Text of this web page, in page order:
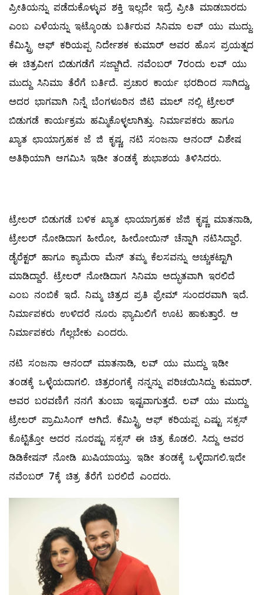
ಪ್ರೀತಿಯನ್ನು ಪಡೆದುಕೊಳ್ಳುವ ಶಕ್ತಿ ಇಲ್ಲದೇ ಇದ್ರೆ ಪ್ರೀತಿ ಮಾಡಬಾರದು
ಎಂಬ ಎಳೆಯನ್ನು ಇಟ್ಕೊಂಡು ಬರ್ತಿರುವ ಸಿನಿಮಾ ಲವ್ ಯು ಮುದ್ದು.
ಕೆಮಿಸ್ಟ್ರಿ ಆಫ್ ಕರಿಯಪ್ಪ ನಿರ್ದೇಶಕ ಕುಮಾರ್ ಅವರ ಹೊಸ ಪ್ರಯತ್ನದ
ಈ ಚಿತ್ರವೀಗ ಬಿಡುಗಡೆಗೆ ಸಜ್ಜಾಗಿದೆ. ನವೆಂಬರ್ 7ರಂದು ಲವ್ ಯು
ಮುದ್ದು ಸಿನಿಮಾ ತೆರೆಗೆ ಬರ್ತಿದೆ. ಪ್ರಚಾರ ಕಾರ್ಯ ಭರದಿಂದ ಸಾಗಿದ್ದು,
ಅದರ ಭಾಗವಾಗಿ ನಿನ್ನೆ ಬೆಂಗಳೂರಿನ ಜಿಟಿ ಮಾಲ್ ನಲ್ಲಿ ಟ್ರೇಲರ್
ಬಿಡುಗಡೆ ಕಾರ್ಯಕ್ರಮ ಹಮ್ಮಿಕೊಳ್ಳಲಾಗಿತ್ತು. ನಿರ್ಮಾಪಕರು ಹಾಗೂ
ಖ್ಯಾತ ಛಾಯಾಗ್ರಹಕ ಜೆ ಜಿ ಕೃಷ್ಣ, ನಟಿ ಸಂಜನಾ ಆನಂದ್ ವಿಶೇಷ
ಅತಿಥಿಯಾಗಿ ಆಗಮಿಸಿ ಇಡೀ ತಂಡಕ್ಕೆ ಶುಭಾಶಯ ತಿಳಿಸಿದರು.
ಟ್ರೇಲರ್ ಬಿಡುಗಡೆ ಬಳಿಕ ಖ್ಯಾತ ಛಾಯಾಗ್ರಹಕ ಜೆಜಿ ಕೃಷ್ಣ ಮಾತನಾಡಿ,
ಟ್ರೇಲರ್ ನೋಡಿದಾಗ ಹೀರೋ, ಹೀರೋಯಿನ್ ಚೆನ್ನಾಗಿ ನಟಿಸಿದ್ದಾರೆ. ‌
ಡೈರೆಕ್ಟರ್ ಹಾಗೂ ಕ್ಯಾಮೆರಾ ಮೆನ್ ತಮ್ಮ ಕೆಲಸವನ್ನು ಅಚ್ಚುಕಟ್ಟಾಗಿ
ಮಾಡಿದ್ದಾರೆ. ಟ್ರೇಲರ್ ನೋಡಿದಾಗ ಸಿನಿಮಾ ಅದ್ಭುತವಾಗಿ ಇರಲಿದೆ
ಎಂಬ ನಂಬಿಕೆ ಇದೆ. ನಿಮ್ಮ ಚಿತ್ರದ ಪ್ರತಿ ಫ್ರೇಮ್ ಸುಂದರವಾಗಿ ಇದೆ.
ನಿರ್ಮಾಪಕರು ಉಳಿದರೆ ನೂರು ಫ್ಯಾಮಿಲಿಗೆ ಊಟ ಹಾಕುತ್ತಾರೆ. ಆ
ನಿರ್ಮಾಪಕರು ಗೆಲ್ಲಬೇಕು ಎಂದರು.
ನಟಿ ಸಂಜನಾ ಆನಂದ್ ಮಾತನಾಡಿ, ಲವ್ ಯು ಮುದ್ದು ಇಡೀ
ತಂಡಕ್ಕೆ ಒಳ್ಳೆಯದಾಗಲಿ. ಚಿತ್ರರಂಗಕ್ಕೆ ನನ್ನನ್ನು ಪರಿಚಯಿಸಿದ್ದು ಕುಮಾರ್.
ಅವರ ಬರವಣಿಗೆ ನನಗೆ ತುಂಬಾ ಇಷ್ಟವಾಗುತ್ತದೆ. ಲವ್ ಯು ಮುದ್ದು
ಟ್ರೇಲರ್ ಪ್ರಾಮಿಸಿಂಗ್ ಆಗಿದೆ. ಕೆಮಿಸ್ಟ್ರಿ ಆಫ್ ಕರಿಯಪ್ಪ ಎಷ್ಟು ಸಕ್ಸಸ್
ಕೊಟ್ಟಿತ್ತೋ ಅದರ ನೂರಷ್ಟು ಸಕ್ಸಸ್ ಈ ಚಿತ್ರ ಕೊಡಲಿ. ಸಿದ್ದು ಅವರ
ಡಿಡಿಕೇಷನ್ ನೋಡಿ ಖುಷಿಯಾಯ್ತು. ಇಡೀ ತಂಡಕ್ಕೆ ಒಳ್ಳೆದಾಗಲಿ.‌ಇದೇ
ನವೆಂಬರ್ 7ಕ್ಕೆ ಚಿತ್ರ ತೆರೆಗೆ ಬರಲಿದೆ ಎಂದರು.